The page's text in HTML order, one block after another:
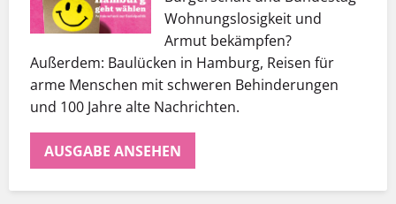
Wohnungslosigkeit und
Armut bekämpfen?
Außerdem: Baulücken in Hamburg, Reisen für
arme Menschen mit schweren Behinderungen
und 100 Jahre alte Nachrichten.
AUSGABE ANSEHEN